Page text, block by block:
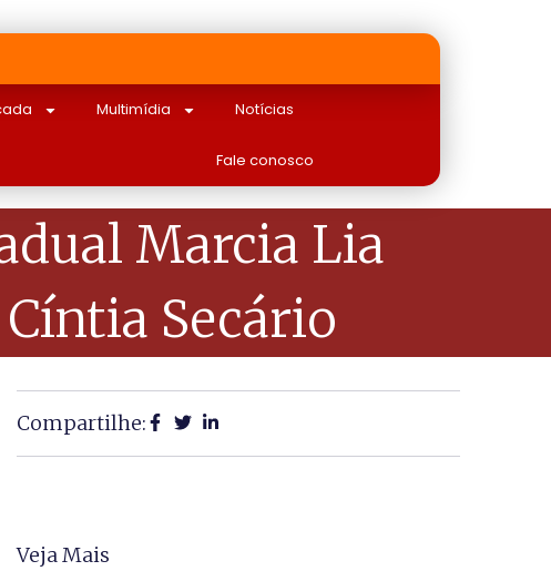
Multimídia Notícias
Fale conosco
Marcia Lia
Secário
Compartilhe:
Veja Mais